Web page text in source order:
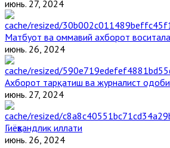
июнь. 27, 2024
Матбуот ва оммавий ахборот
июнь. 26, 2024
Ахборот тарқатиш ва журналист одоби
июнь. 27, 2024
Гиёҳвандлик иллати
июнь. 26, 2024